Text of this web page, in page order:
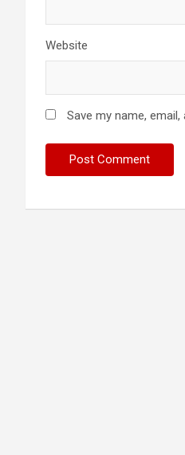
Website
Save my name,